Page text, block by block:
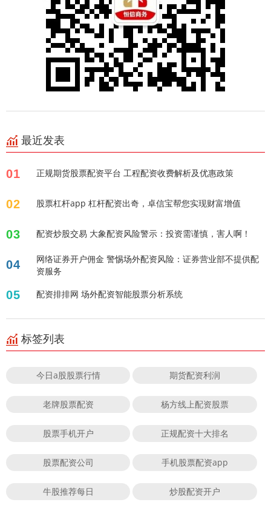
最近发表
01 正规期货股票配资平台 工程配资收费解析及优惠政策
02 股票杠杆app 杠杆配资出奇，卓信宝帮您实现财富增值
03 配资炒股交易 大象配资风险警示：投资需谨慎，害人啊！
04
网络证券开户佣金 警惕场外配资风险：证券营业部不提供配
资服务
05 配资排排网 场外配资智能股票分析系统
标签列表
今日a股股票行情 期货配资利润
老牌股票配资 杨方线上配资股票
股票手机开户 正规配资十大排名
股票配资公司 手机股票配资app
牛股推荐每日 炒股配资开户